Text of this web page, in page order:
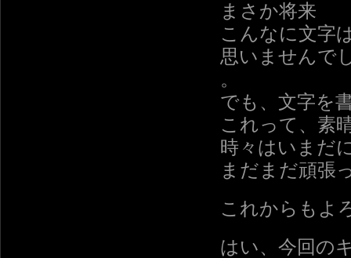
まさか将来
こんなに文字
思いませんで
。
でも、文字を
これって、素
時々はいまだ
まだまだ頑張
これからもよ
はい、今回の